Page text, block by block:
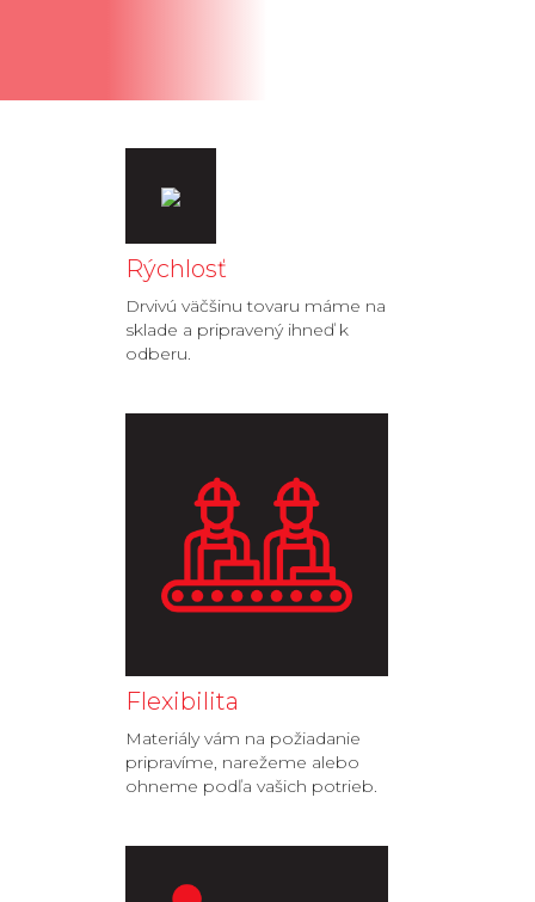
Rýchlosť
Drvivú väčšinu tovaru máme na
sklade a pripravený ihneď k
odberu.
Flexibilita
Materiály vám na požiadanie
pripravíme, narežeme alebo
ohneme podľa vašich potrieb.